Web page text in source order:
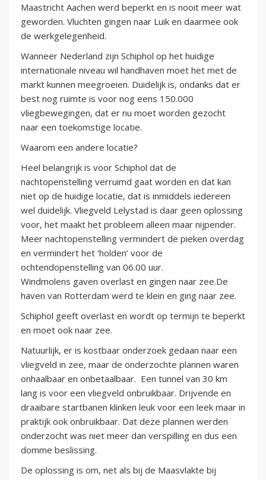
Maastricht Aachen werd beperkt en is nooit meer wat
geworden. Vluchten gingen naar Luik en daarmee ook
de werkgelegenheid.
Wanneer Nederland zijn Schiphol op het huidige
internationale niveau wil handhaven moet het met de
markt kunnen meegroeien. Duidelijk is, ondanks dat er
best nog ruimte is voor nog eens 150.000
vliegbewegingen, dat er nu moet worden gezocht
naar een toekomstige locatie.
Waarom een andere locatie?
Heel belangrijk is voor Schiphol dat de
nachtopenstelling verruimd gaat worden en dat kan
niet op de huidige locatie, dat is inmiddels iedereen
wel duidelijk. Vliegveld Lelystad is daar geen oplossing
voor, het maakt het probleem alleen maar nijpender.
Meer nachtopenstelling vermindert de pieken overdag
en vermindert het ‘holden’ voor de
ochtendopenstelling van 06.00 uur.
Windmolens gaven overlast en gingen naar zee.De
haven van Rotterdam werd te klein en ging naar zee.
Schiphol geeft overlast en wordt op termijn te beperkt
en moet ook naar zee.
Natuurlijk, er is kostbaar onderzoek gedaan naar een
vliegveld in zee, maar de onderzochte plannen waren
onhaalbaar en onbetaalbaar. Een tunnel van 30 km
lang is voor een vliegveld onbruikbaar. Drijvende en
draaibare startbanen klinken leuk voor een leek maar in
praktijk ook onbruikbaar. Dat deze plannen werden
onderzocht was niet meer dan verspilling en dus een
domme beslissing.
De oplossing is om, net als bij de Maasvlakte bij